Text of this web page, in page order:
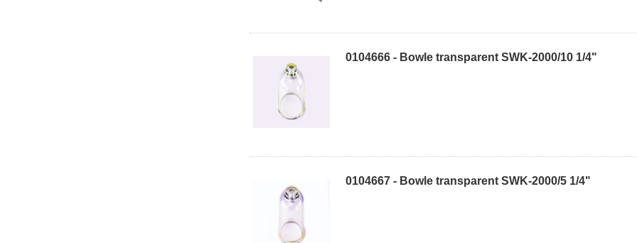
0104666 - Bowle transparent SWK-2000/10 1/4"
0104667 - Bowle transparent SWK-2000/5 1/4"